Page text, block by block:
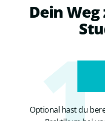
DeinWeg
1
Optional hast du